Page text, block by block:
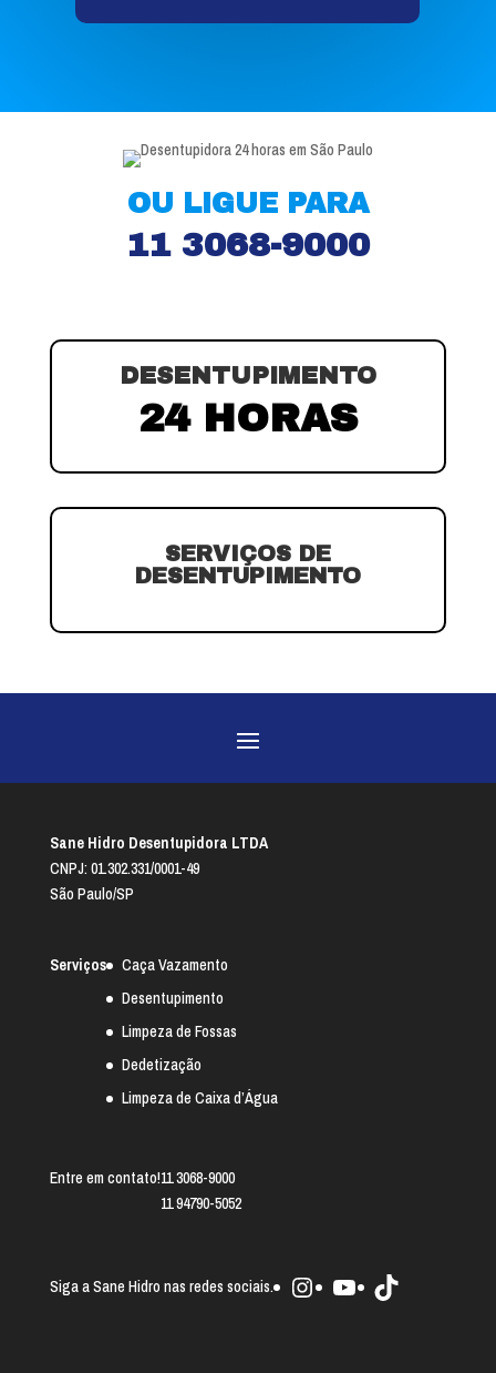
OU LIGUE PARA
11 3068-9000
DESENTUPIMENTO
24 HORAS
SERVIÇOS DE
DESENTUPIMENTO
Sane Hidro Desentupidora LTDA
CNPJ: 01.302.331/0001-49
São Paulo/SP
Serviços
Caça Vazamento
Desentupimento
Limpeza de Fossas
Dedetização
Limpeza de Caixa d’Água
Entre em contato!11 3068-9000
11 94790-5052
Siga a Sane Hidro nas redes sociais. Instagram
YoutubeTikTok